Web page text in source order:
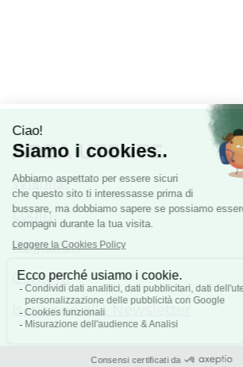
AREA UTENTE
Wishlist
Login
Registrati
Contatti
Iscrizione alla Newsletter